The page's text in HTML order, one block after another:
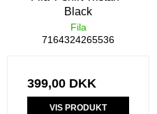
Black
Fila
7164324265536
399,00 DKK
VIS PRODUKT